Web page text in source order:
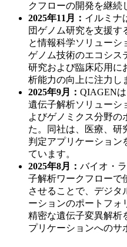
クフローの開発を継続
2025年11月： イルミナ
団ゲノム研究を支援す
と情報科学ソリューシ
ゲノム技術のエコシス
研究および臨床応用に
析能力の向上に注力し
2025年9月： QIAGEN
遺伝子解析ソリューシ
よびゲノミクス分野の
た。同社は、医療、研
判定アプリケーション
ています。
2025年8月： バイオ・
子解析ワークフローで
させることで、デジタ
ーションのポートフォ
精密な遺伝子変異解析
プリケーションへのサ